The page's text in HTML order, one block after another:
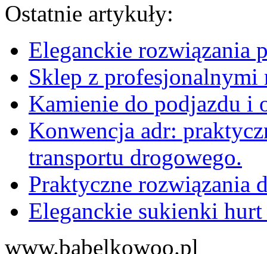
Ostatnie artykuły:
Eleganckie rozwiązania
Sklep z profesjonalnymi
Kamienie do podjazdu i
Konwencja adr:
transportu drogowego.
Praktyczne rozwiązania
Eleganckie sukienki
www.babelkowoo.pl